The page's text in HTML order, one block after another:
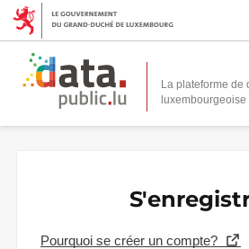
La plateforme de
Pourquoi se créer un compte?